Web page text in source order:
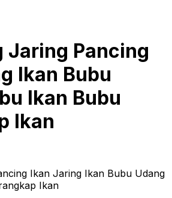
Jaring Pancing
Ikan Bubu
Ikan Bubu
Ikan
Ikan Jaring Ikan Bubu Udang
Ikan